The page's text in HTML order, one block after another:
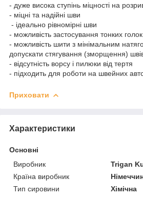
- дуже висока ступінь міцності на
- міцні та надійні шви
- ідеально рівномірні шви
- можливість застосування тонких голок
- можливість шити з мінімальним
допускати стягування (зморщення)
- відсутність ворсу і пилюки від тертя
- підходить для роботи на швейних
Приховати
Характеристики
Основні
Виробник
Trigan
Країна виробник
Тип сировини
Хімічна